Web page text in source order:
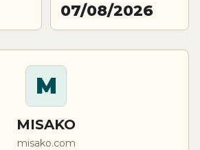
07/08/2026
M
MISAKO
misako.com